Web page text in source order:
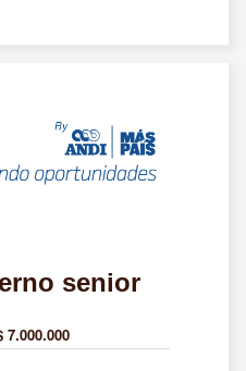
senior
7.000.000